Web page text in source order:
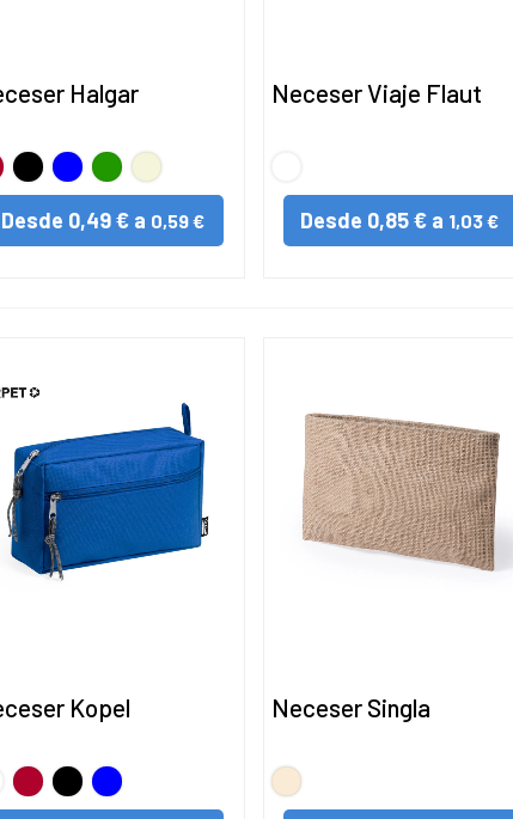
Halgar
NegroAZULVERDE
BEIG
Desde 0,49 € a 0,59 €
Neceser Viaje Flaut
Desde 0,85 € a 1,03 €
Kopel
RojoNegroAZUL
Neceser Singla
NATURAL